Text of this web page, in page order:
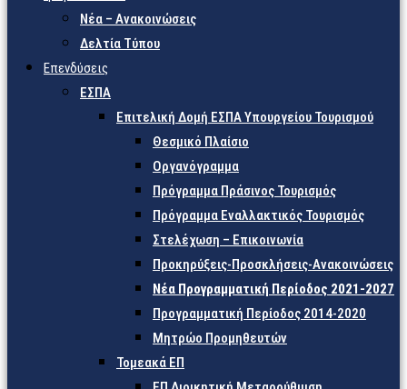
Νέα – Ανακοινώσεις
Δελτία Τύπου
Επενδύσεις
ΕΣΠΑ
Επιτελική Δομή ΕΣΠΑ Υπουργείου Τουρισμού
Θεσμικό Πλαίσιο
Οργανόγραμμα
Πρόγραμμα Πράσινος Τουρισμός
Πρόγραμμα Εναλλακτικός Τουρισμός
Στελέχωση – Επικοινωνία
Προκηρύξεις-Προσκλήσεις-Ανακοινώσεις
Νέα Προγραμματική Περίοδος 2021-2027
Προγραμματική Περίοδος 2014-2020
Μητρώο Προμηθευτών
Τομεακά ΕΠ